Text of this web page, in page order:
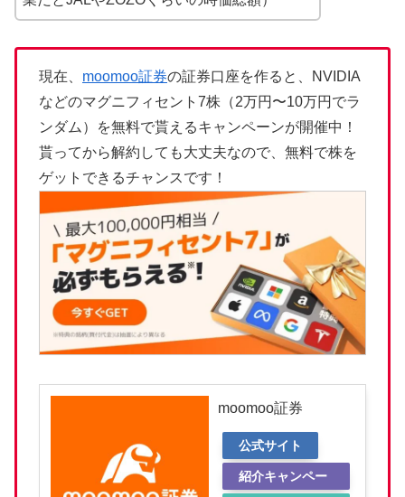
現在、 moomoo証券の証券口座を作ると、NVIDIA
などのマグニフィセント7株（2万円〜10万円でラ
ンダム）を無料で貰えるキャンペーンが開催中！
貰ってから解約しても大丈夫なので、無料で株を
ゲットできるチャンスです！
moomoo証券
公式サイト
紹介キャンペー